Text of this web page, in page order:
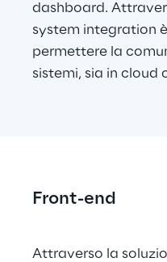
dashboard.
system integration
permettere la
sistemi, sia in cloud
Front-end
Attraverso la